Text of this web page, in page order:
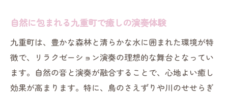
自然に包まれる九重町で癒しの演奏体験
九重町は、豊かな森林と清らかな水に囲まれた環境が特
徴で、リラクゼーション演奏の理想的な舞台となってい
ます。自然の音と演奏が融合することで、心地よい癒し
効果が高まります。特に、鳥のさえずりや川のせせらぎ